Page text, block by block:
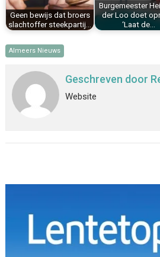
Geen bewijs dat broers
slachtoffer steekpartij…
Burgemeester
der Loo doet
‘Laat de…
Almeers Nieuws
Geschreven door
Website